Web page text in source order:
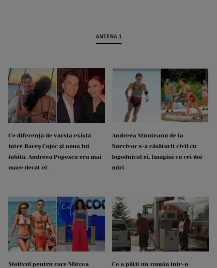
ANTENA 1
Ce diferență de vârstă există
între Rareș Cojoc și noua lui
iubită. Andreea Popescu era mai
mare decât el
Andreea Munteanu de la
Survivor s-a căsătorit civil cu
logodnicul ei. Imagini cu cei doi
miri
Motivul pentru care Mircea
Ce a pățit un român într-o